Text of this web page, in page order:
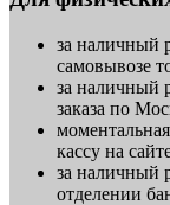
за наличный
самовывозе
за наличный
заказа по
кассу на
за наличный
отделении